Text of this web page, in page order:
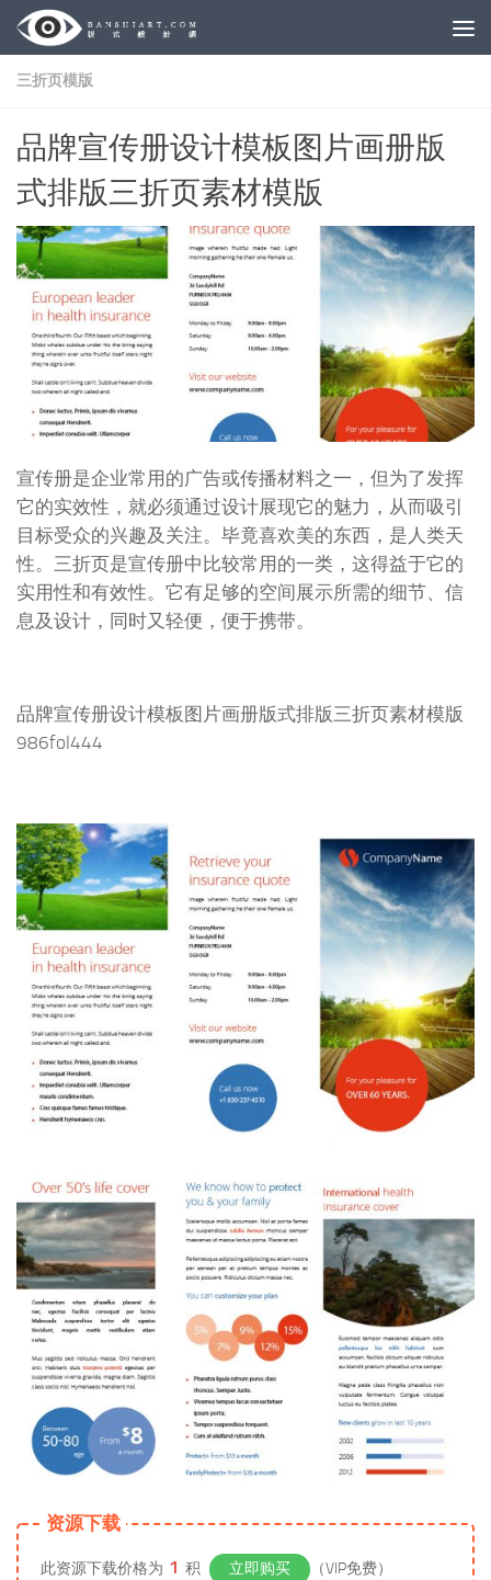
Skip to content
三折页模版
品牌宣传册设计模板图片画册版
式排版三折页素材模版
宣传册是企业常用的广告或传播材料之一，但为了发挥
它的实效性，就必须通过设计展现它的魅力，从而吸引
目标受众的兴趣及关注。毕竟喜欢美的东西，是人类天
性。三折页是宣传册中比较常用的一类，这得益于它的
实用性和有效性。它有足够的空间展示所需的细节、信
息及设计，同时又轻便，便于携带。
品牌宣传册设计模板图片画册版式排版三折页素材模版
986fol444
资源下载
此资源下载价格为 1 积 立即购买
（VIP免费）